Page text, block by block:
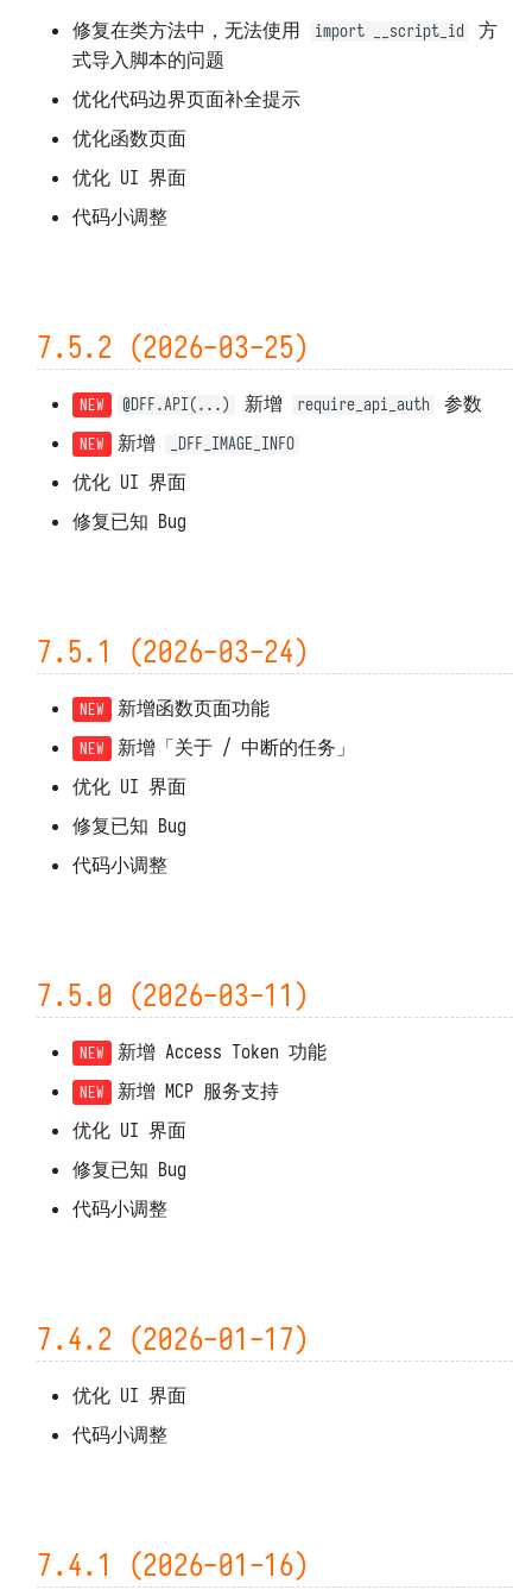
修复在类方法中，无法使用 import __script_id
方
式导入脚本的问题
优化代码边界页面补全提示
优化函数页面
优化 UI 界面
代码小调整
7.5.2 (2026-03-25)
@DFF.API(...) 新增 require_api_auth
参数
新增
_DFF_IMAGE_INFO
优化 UI 界面
修复已知 Bug
7.5.1 (2026-03-24)
新增函数页面功能
新增「关于 / 中断的任务」
优化 UI 界面
修复已知 Bug
代码小调整
7.5.0 (2026-03-11)
新增 Access Token 功能
新增 MCP 服务支持
优化 UI 界面
修复已知 Bug
代码小调整
7.4.2 (2026-01-17)
优化 UI 界面
代码小调整
7.4.1 (2026-01-16)